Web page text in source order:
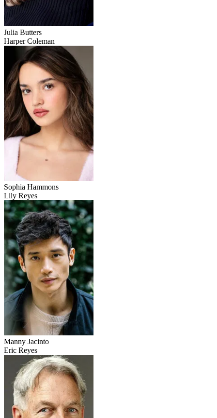
Julia Butters
Harper Coleman
Sophia Hammons
Lily Reyes
Manny Jacinto
Eric Reyes